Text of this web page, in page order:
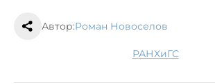
Автор:Роман Новоселов
РАНХиГС